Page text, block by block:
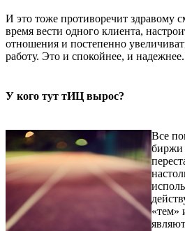
И это тоже противоречит здравому
время вести одного клиента,
отношения и постепенно
работу. Это и спокойнее, и
У кого тут тИЦ вырос?
Все
«тем»